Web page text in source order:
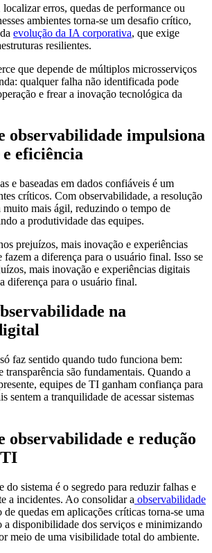
erros, quedas de performance ou
ambientes torna-se um desafio crítico,
evolução da IA corporativa, que exige
resilientes.
que depende de múltiplos microsserviços
qualquer falha não identificada pode
e frear a inovação tecnológica da
observabilidade impulsiona
eficiência
e baseadas em dados confiáveis é um
críticos. Com observabilidade, a resolução
muito mais ágil, reduzindo o tempo de
a produtividade das equipes.
prejuízos, mais inovação e experiências
fazem a diferença para o usuário final. Isso se
mais inovação e experiências digitais
diferença para o usuário final.
na
faz sentido quando tudo funciona bem:
transparência são fundamentais. Quando a
equipes de TI ganham confiança para
sentem a tranquilidade de acessar sistemas
observabilidade e redução
do sistema é o segredo para reduzir falhas e
a incidentes. Ao consolidar a observabilidade
de quedas em aplicações críticas torna-se uma
a disponibilidade dos serviços e minimizando
meio de uma visibilidade total do ambiente.